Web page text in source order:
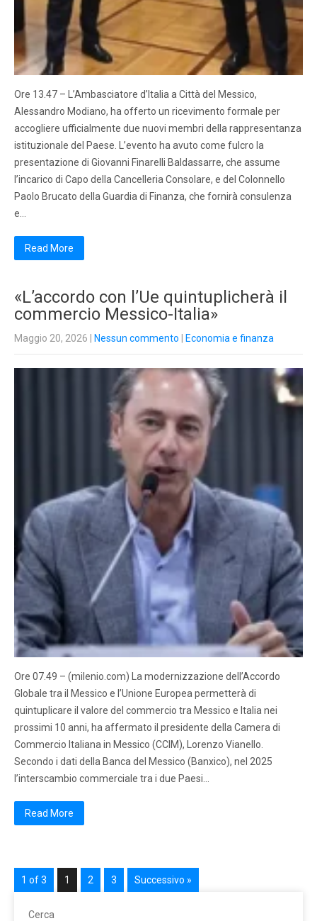
Ore 13.47 – L’Ambasciatore d’Italia a Città del Messico,
Alessandro Modiano, ha offerto un ricevimento formale per
accogliere ufficialmente due nuovi membri della rappresentanza
istituzionale del Paese. L’evento ha avuto come fulcro la
presentazione di Giovanni Finarelli Baldassarre, che assume
l’incarico di Capo della Cancelleria Consolare, e del Colonnello
Paolo Brucato della Guardia di Finanza, che fornirà consulenza
e…
Read More
«L’accordo con l’Ue quintuplicherà il
commercio Messico-Italia»
Maggio 20, 2026 Nessun commento Economia e finanza
Ore 07.49 – (milenio.com) La modernizzazione dell’Accordo
Globale tra il Messico e l’Unione Europea permetterà di
quintuplicare il valore del commercio tra Messico e Italia nei
prossimi 10 anni, ha affermato il presidente della Camera di
Commercio Italiana in Messico (CCIM), Lorenzo Vianello.
Secondo i dati della Banca del Messico (Banxico), nel 2025
l’interscambio commerciale tra i due Paesi…
Read More
1 of 3 1 2 3 Successivo »
Cerca